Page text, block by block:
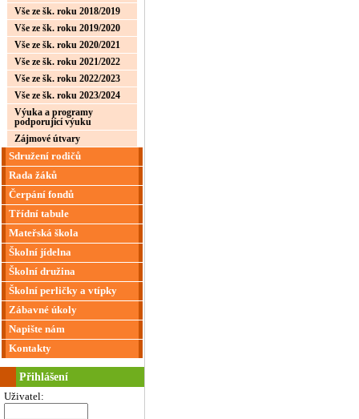
Vše ze šk. roku 2018/2019
Vše ze šk. roku 2019/2020
Vše ze šk. roku 2020/2021
Vše ze šk. roku 2021/2022
Vše ze šk. roku 2022/2023
Vše ze šk. roku 2023/2024
Výuka a programy
podporující výuku
Zájmové útvary
Sdružení rodičů
Rada žáků
Čerpání fondů
Třídní tabule
Mateřská škola
Školní jídelna
Školní družina
Školní perličky a vtípky
Zábavné úkoly
Napište nám
Kontakty
Přihlášení
Uživatel: